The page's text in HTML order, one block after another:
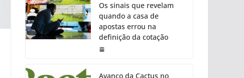
Os sinais que revelam
quando a casa de
apostas errou na
definição da cotação
Avanço da Cactus no